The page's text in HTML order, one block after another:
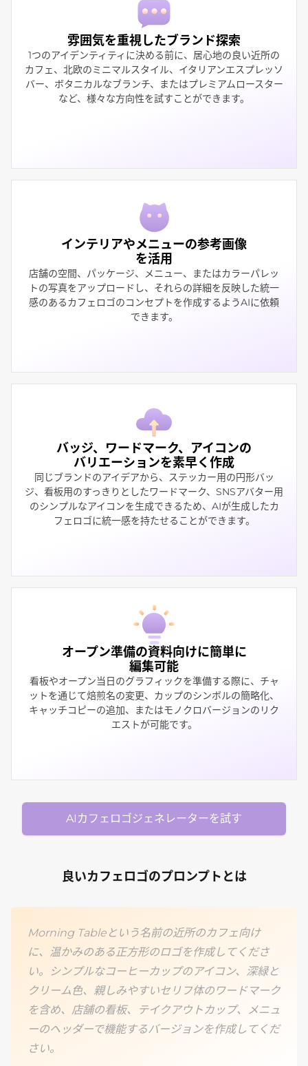
雰囲気を重視したブランド探索
1つのアイデンティティに決める前に、居心地の良い近所の
カフェ、北欧のミニマルスタイル、イタリアンエスプレッソ
バー、ボタニカルなブランチ、またはプレミアムロースター
など、様々な方向性を試すことができます。
インテリアやメニューの参考画像
を活用
店舗の空間、パッケージ、メニュー、またはカラーパレッ
トの写真をアップロードし、それらの詳細を反映した統一
感のあるカフェロゴのコンセプトを作成するようAIに依頼
できます。
バッジ、ワードマーク、アイコンの
バリエーションを素早く作成
同じブランドのアイデアから、ステッカー用の円形バッ
ジ、看板用のすっきりとしたワードマーク、SNSアバター用
のシンプルなアイコンを生成できるため、AIが生成したカ
フェロゴに統一感を持たせることができます。
オープン準備の資料向けに簡単に
編集可能
看板やオープン当日のグラフィックを準備する際に、チャ
ットを通じて焙煎名の変更、カップのシンボルの簡略化、
キャッチコピーの追加、またはモノクロバージョンのリク
エストが可能です。
AIカフェロゴジェネレーターを試す
良いカフェロゴのプロンプトとは
Morning Tableという名前の近所のカフェ向け
に、温かみのある正方形のロゴを作成してくださ
い。シンプルなコーヒーカップのアイコン、深緑と
クリーム色、親しみやすいセリフ体のワードマーク
を含め、店舗の看板、テイクアウトカップ、メニュ
ーのヘッダーで機能するバージョンを作成してくだ
さい。